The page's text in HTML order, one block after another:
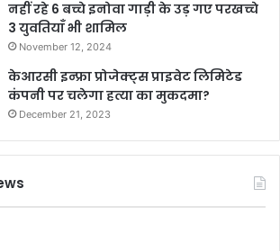
नहीं रहे 6 बच्चे इनोवा गाड़ी के उड़ गए परखच्चे
3 युवतियाँ भी शामिल
November 12, 2024
केआरसी इन्फ्रा प्रोजेक्ट्स प्राइवेट लिमिटेड
कंपनी पर चलेगा हत्या का मुकदमा?
December 21, 2023